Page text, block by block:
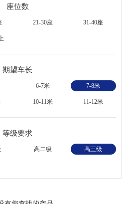
座位数
21-30座 31-40座
期望车长
6-7米 7-8米
10-11米 11-12米
等级要求
高二级 高三级